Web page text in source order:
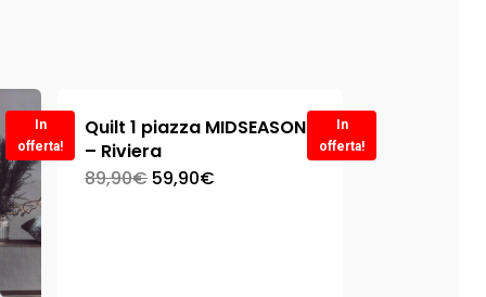
In
offerta!
In
offerta!
Quilt 1 piazza MIDSEASON
– Riviera
89,90€ 59,90€